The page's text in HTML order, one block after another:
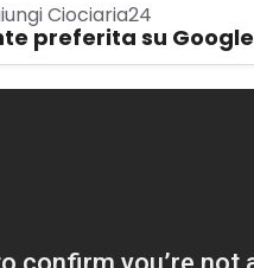
Ciociaria24
preferita su Google